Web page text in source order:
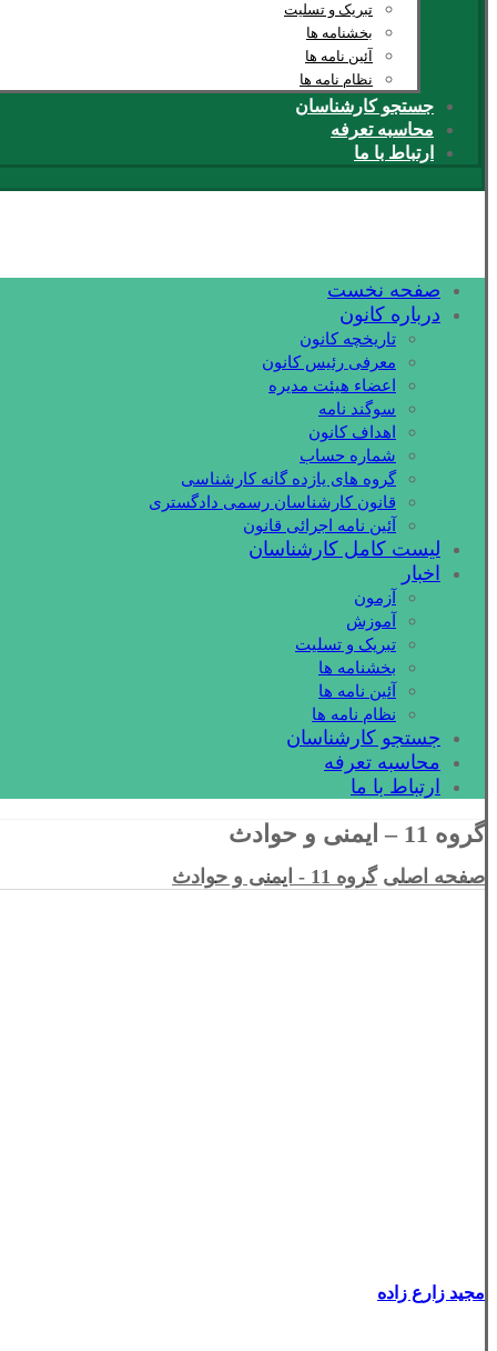
تبریک و تسلیت
بخشنامه ها
آئین نامه ها
نظام نامه ها
جستجو کارشناسان
محاسبه تعرفه
ارتباط با ما
صفحه نخست
درباره کانون
تاریخچه کانون
معرفی رئیس کانون
اعضاء هیئت مدیره
سوگند نامه
اهداف کانون
شماره حساب
گروه های یازده گانه کارشناسی
قانون کارشناسان رسمی دادگستری
آئین نامه اجرائی قانون
لیست کامل کارشناسان
اخبار
آزمون
آموزش
تبریک و تسلیت
بخشنامه ها
آئین نامه ها
نظام نامه ها
جستجو کارشناسان
محاسبه تعرفه
ارتباط با ما
گروه 11 – ایمنی و حوادث
صفحه اصلی گروه 11 - ایمنی و حوادث
مجید زارع زاده